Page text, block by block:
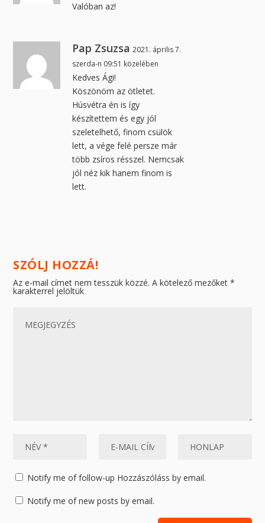
Valóban az!
Pap Zsuzsa 2021. április 7.
szerda-n 09:51 közelében
Kedves Ági!
Köszönöm az ötletet.
Húsvétra én is így
készítettem és egy jól
szeletelhető, finom csülök
lett, a vége felé persze már
több zsíros résszel. Nemcsak
jól néz kik hanem finom is
lett.
SZÓLJ HOZZÁ!
Az e-mail címet nem tesszük közzé. A kötelező mezőket*
karakterrel jelöltük
Notify me of follow-up Hozzászóláss by email.
Notify me of new posts by email.